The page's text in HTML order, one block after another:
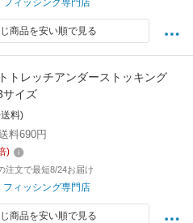
フィッシング専門店
商品を安い順で見る
トレッチアンダーストッキング
サイズ
料)
料690円
)
注文で最短8/24お届け
フィッシング専門店
商品を安い順で見る